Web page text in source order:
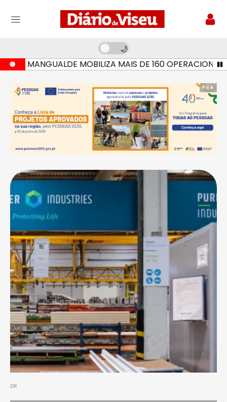
MANGUALDE MOBILIZA MAIS DE 160 OPERACIONAIS E
Pub
DR